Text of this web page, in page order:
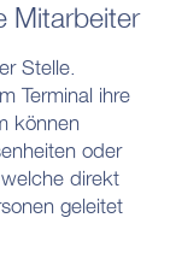
Mitarbeiter
Stelle.
Terminal ihre
können
oder
direkt
geleitet